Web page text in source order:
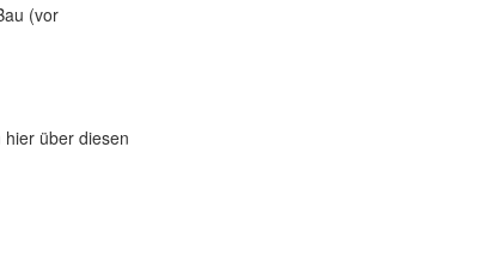
(vor
über diesen